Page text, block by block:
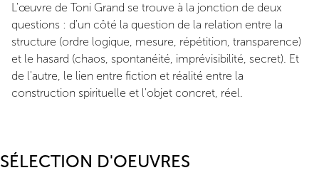
L'œuvre de Toni Grand se trouve à la jonction de deux
questions : d'un côté la question de la relation entre la
structure (ordre logique, mesure, répétition, transparence)
et le hasard (chaos, spontanéité, imprévisibilité, secret). Et
de l'autre, le lien entre fiction et réalité entre la
construction spirituelle et l'objet concret, réel.
SÉLECTION D'OEUVRES